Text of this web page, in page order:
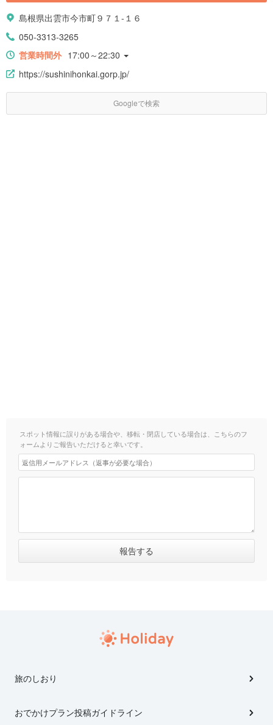
島根県出雲市今市町９７１-１６
050-3313-3265
営業時間外 17:00～22:30
https://sushinihonkai.gorp.jp/
Googleで検索
スポット情報に誤りがある場合や、移転・閉店している場合は、こちらのフ
ォームよりご報告いただけると幸いです。
旅のしおり
おでかけプラン投稿ガイドライン